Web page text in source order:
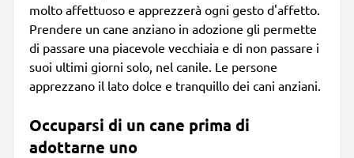
molto affettuoso e apprezzerà ogni gesto d'affetto.
Prendere un cane anziano in adozione gli permette
di passare una piacevole vecchiaia e di non passare i
suoi ultimi giorni solo, nel canile. Le persone
apprezzano il lato dolce e tranquillo dei cani anziani.
Occuparsi di un cane prima di
adottarne uno